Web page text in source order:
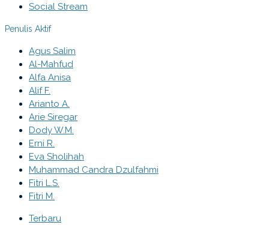
Social Stream
Penulis Aktif
Agus Salim
Al-Mahfud
Alfa Anisa
Alif F.
Arianto A.
Arie Siregar
Dody W.M.
Erni R.
Eva Sholihah
Muhammad Candra Dzulfahmi
Fitri L.S.
Fitri M.
Terbaru